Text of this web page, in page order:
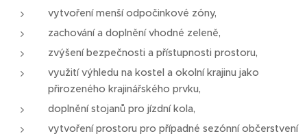
vytvoření menší odpočinkové zóny,
zachování a doplnění vhodné zeleně,
zvýšení bezpečnosti a přístupnosti prostoru,
využití výhledu na kostel a okolní krajinu jako
přirozeného krajinářského prvku,
doplnění stojanů pro jízdní kola,
vytvoření prostoru pro případné sezónní občerstvení